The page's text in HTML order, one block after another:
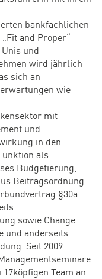
bankfachlichen
and Proper“
und
wird jährlich
sich an
wie
mit
und
in den
als
Budgetierung,
Beitragsordnung
§30a
sowie Change
und anderseits
Seit 2009
Team an